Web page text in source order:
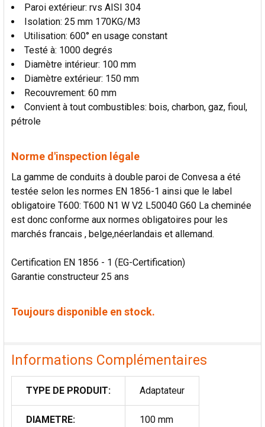
Paroi extérieur: rvs AISI 304
Isolation: 25 mm 170KG/M3
Utilisation: 600° en usage constant
Testé à: 1000 degrés
Diamètre intérieur: 100 mm
Diamètre extérieur: 150 mm
Recouvrement: 60 mm
Convient à tout combustibles: bois, charbon, gaz, fioul,
pétrole
Norme d'inspection légale
La gamme de conduits à double paroi de Convesa a été
testée selon les normes EN 1856-1 ainsi que le label
obligatoire T600: T600 N1 W V2 L50040 G60 La cheminée
est donc conforme aux normes obligatoires pour les
marchés francais , belge,néerlandais et allemand.
Certification EN 1856 - 1 (EG-Certification)
Garantie constructeur 25 ans
Toujours disponible en stock.
Informations Complémentaires
TYPE DE PRODUIT: Adaptateur
DIAMETRE: 100 mm